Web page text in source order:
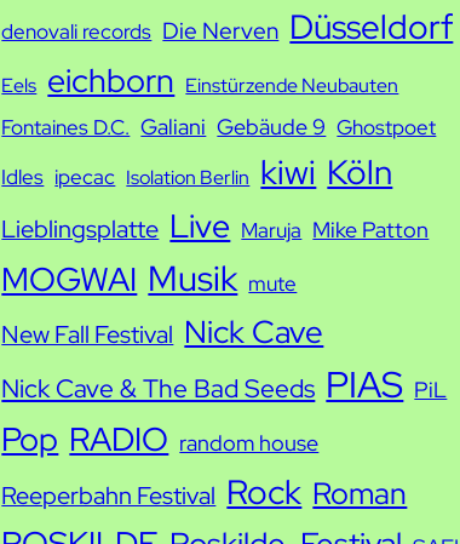
denovali records Die Nerven Düsseldorf
Eels eichborn Einstürzende Neubauten
Fontaines D.C. Galiani Gebäude 9 Ghostpoet
Idles ipecac Isolation Berlin kiwi Köln
Lieblingsplatte Live Maruja Mike Patton
MOGWAI Musik mute
New Fall Festival Nick Cave
Nick Cave & The Bad Seeds PIAS PiL
Pop RADIO random house
Reeperbahn Festival Rock Roman